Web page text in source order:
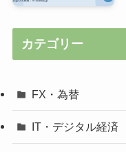
カテゴリー
FX・為替
IT・デジタル経済